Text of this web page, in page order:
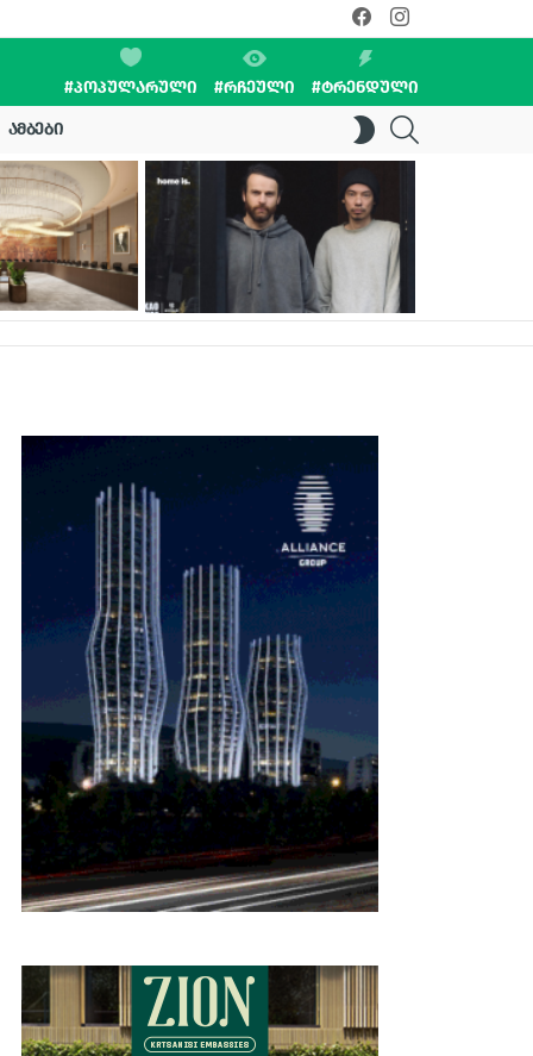
facebookinstagram
#ᲞᲝᲞᲣᲚᲐᲠᲣᲚᲘ #ᲠᲩᲔᲣᲚᲘ #ᲢᲠᲔᲜᲓᲣᲚᲘ
ᲐᲛᲑᲔᲑᲘ
SWITCH
SKIN